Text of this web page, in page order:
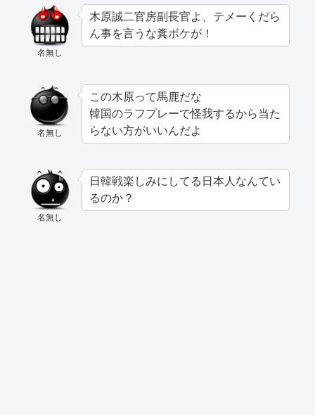
名無し
木原誠二官房副長官よ、テメーくだら
ん事を言うな糞ボケが！
名無し
この木原って馬鹿だな
韓国のラフプレーで怪我するから当た
らない方がいいんだよ
名無し
日韓戦楽しみにしてる日本人なんてい
るのか？